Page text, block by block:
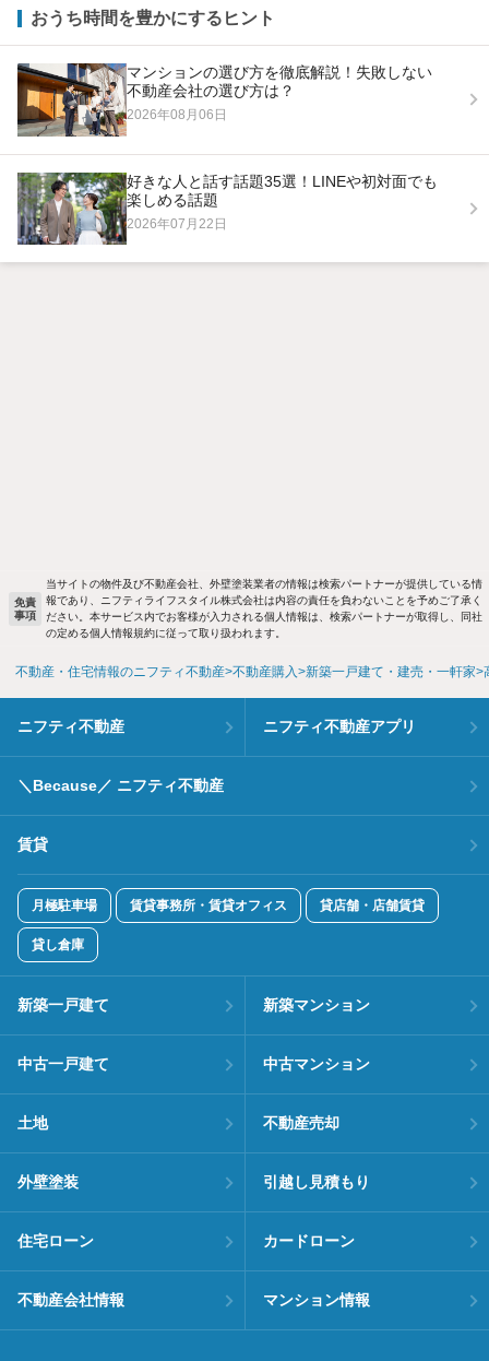
おうち時間を豊かにするヒント
マンションの選び方を徹底解説！失敗しない
不動産会社の選び方は？
2026年08月06日
好きな人と話す話題35選！LINEや初対面でも
楽しめる話題
2026年07月22日
免責
事項
当サイトの物件及び不動産会社、外壁塗装業者の情報は検索パートナーが提供している情
報であり、ニフティライフスタイル株式会社は内容の責任を負わないことを予めご了承く
ださい。本サービス内でお客様が入力される個人情報は、検索パートナーが取得し、同社
の定める個人情報規約に従って取り扱われます。
不動産・住宅情報のニフティ不動産 不動産購入 新築一戸建て・建売・一軒家
ニフティ不動産 ニフティ不動産アプリ
＼Because／ ニフティ不動産
賃貸
月極駐車場 賃貸事務所・賃貸オフィス 貸店舗・店舗賃貸
貸し倉庫
新築一戸建て 新築マンション
中古一戸建て 中古マンション
土地 不動産売却
外壁塗装 引越し見積もり
住宅ローン カードローン
不動産会社情報 マンション情報